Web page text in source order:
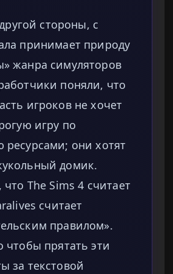
стороны, с
принимает природу
жанра симуляторов
поняли, что
игроков не хочет
игру по
ресурсами; они хотят
домик.
The Sims 4 считает
считает
правилом».
чтобы прятать эти
за текстовой